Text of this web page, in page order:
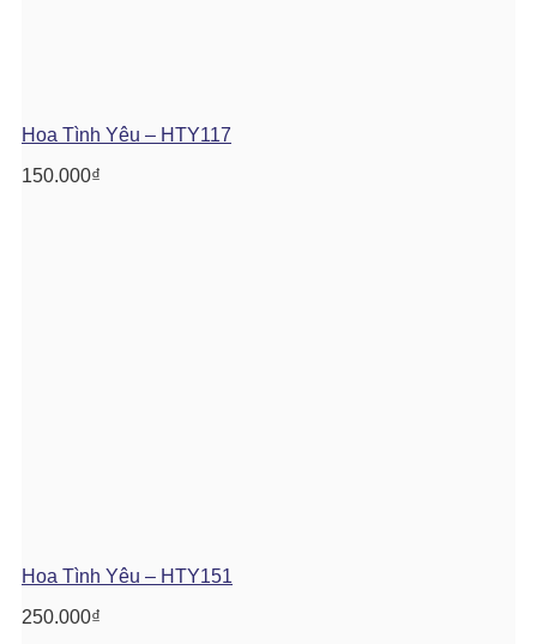
Hoa Tình Yêu – HTY117
150.000₫
Hoa Tình Yêu – HTY151
250.000₫